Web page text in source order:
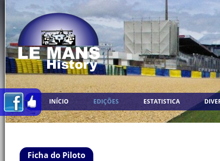
INÍCIO EDIÇÕES ESTATISTICA
Ficha do Piloto